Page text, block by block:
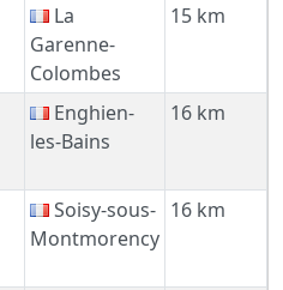
La
Garenne-
Colombes
15 km
Enghien-
les-Bains
16 km
Soisy-sous-
Montmorency
16 km